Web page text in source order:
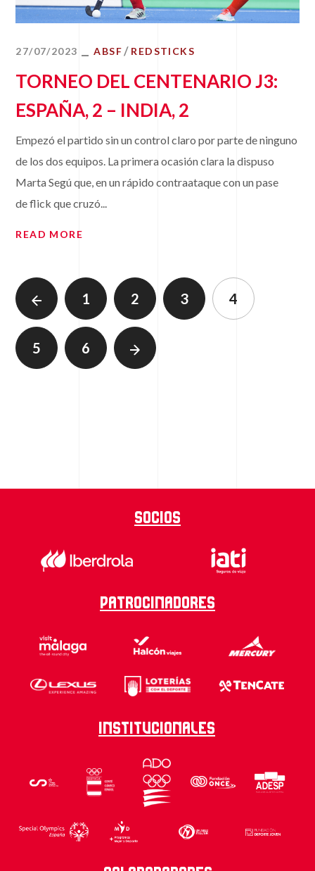
27/07/2023 ABSF REDSTICKS
TORNEO DEL CENTENARIO J3:
ESPAÑA, 2 – INDIA, 2
Empezó el partido sin un control claro por parte de ninguno
de los dos equipos. La primera ocasión clara la dispuso
Marta Segú que, en un rápido contraataque con un pase
de flick que cruzó...
READ MORE
1 2 3 4
5 6
Socios
Patrocinadores
Institucionales